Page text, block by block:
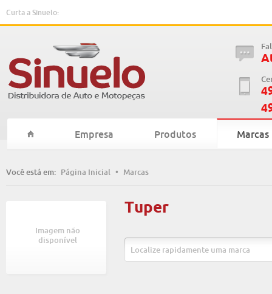
Curta a Sinuelo:
Empresa Produtos Marcas
Você está em: Página Inicial • Marcas
Imagem não
disponível
Tuper